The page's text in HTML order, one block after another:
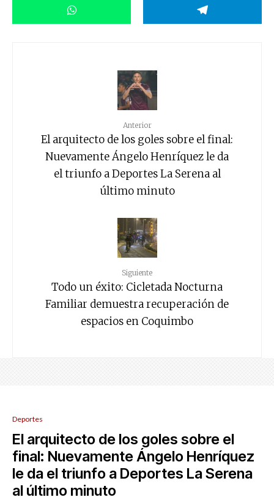
Anterior
El arquitecto de los goles sobre el final:
Nuevamente Ángelo Henríquez le da
el triunfo a Deportes La Serena al
último minuto
Siguiente
Todo un éxito: Cicletada Nocturna
Familiar demuestra recuperación de
espacios en Coquimbo
Deportes
El arquitecto de los goles sobre el
final: Nuevamente Ángelo Henríquez
le da el triunfo a Deportes La Serena
al último minuto